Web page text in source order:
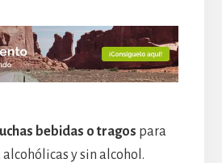
bebidas o tragos para
y sin alcohol.